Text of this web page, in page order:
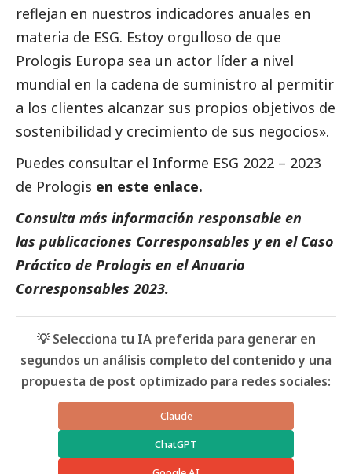
reflejan en nuestros indicadores anuales en
materia de ESG. Estoy orgulloso de que
Prologis Europa sea un actor líder a nivel
mundial en la cadena de suministro al permitir
a los clientes alcanzar sus propios objetivos de
sostenibilidad y crecimiento de sus negocios».
Puedes consultar el Informe ESG 2022 – 2023
de Prologis en este enlace.
Consulta más información responsable en
las publicaciones Corresponsables y en el Caso
Práctico de Prologis en elAnuario
Corresponsables 2023.
💡 Selecciona tu IA preferida para generar en
segundos un análisis completo del contenido y una
propuesta de post optimizado para redes sociales:
Claude
ChatGPT